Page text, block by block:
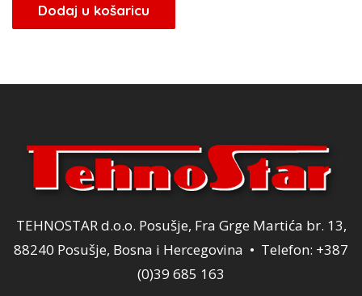
Dodaj u košaricu
TEHNOSTAR d.o.o. Posušje, Fra Grge Martića br. 13,
88240 Posušje, Bosna i Hercegovina • Telefon: +387
(0)39 685 163